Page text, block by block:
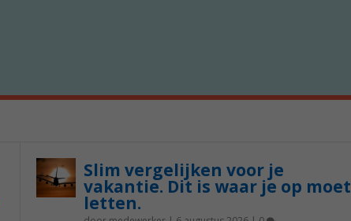
Slim vergelijken voor je
vakantie. Dit is waar je op moet
letten.